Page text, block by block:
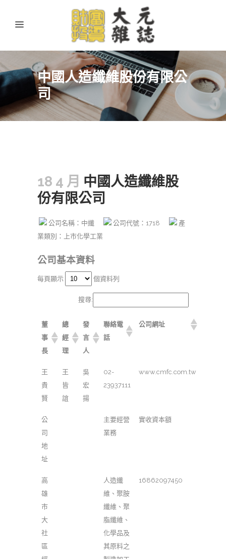
中國人造纖維股份有限公
司
18 4 月 中國人造纖維股
份有限公司
公司名稱：中纖 公司代號：1718
產
業類別：上市化學工業
公司基本資料
每頁顯示 個資料列
搜尋:
董
事
長
總
經
理
發
言
人
聯絡電
話
公司網址
王
貴
賢
王
皆
誼
吳
宏
揚
02-
23937111
www.cmfc.com.tw
公
司
地
址
主要經營
業務
實收資本額
高
雄
市
大
社
區
人造纖
維、聚胺
纖維、聚
脂纖維、
化學品及
其原料之
16862097450